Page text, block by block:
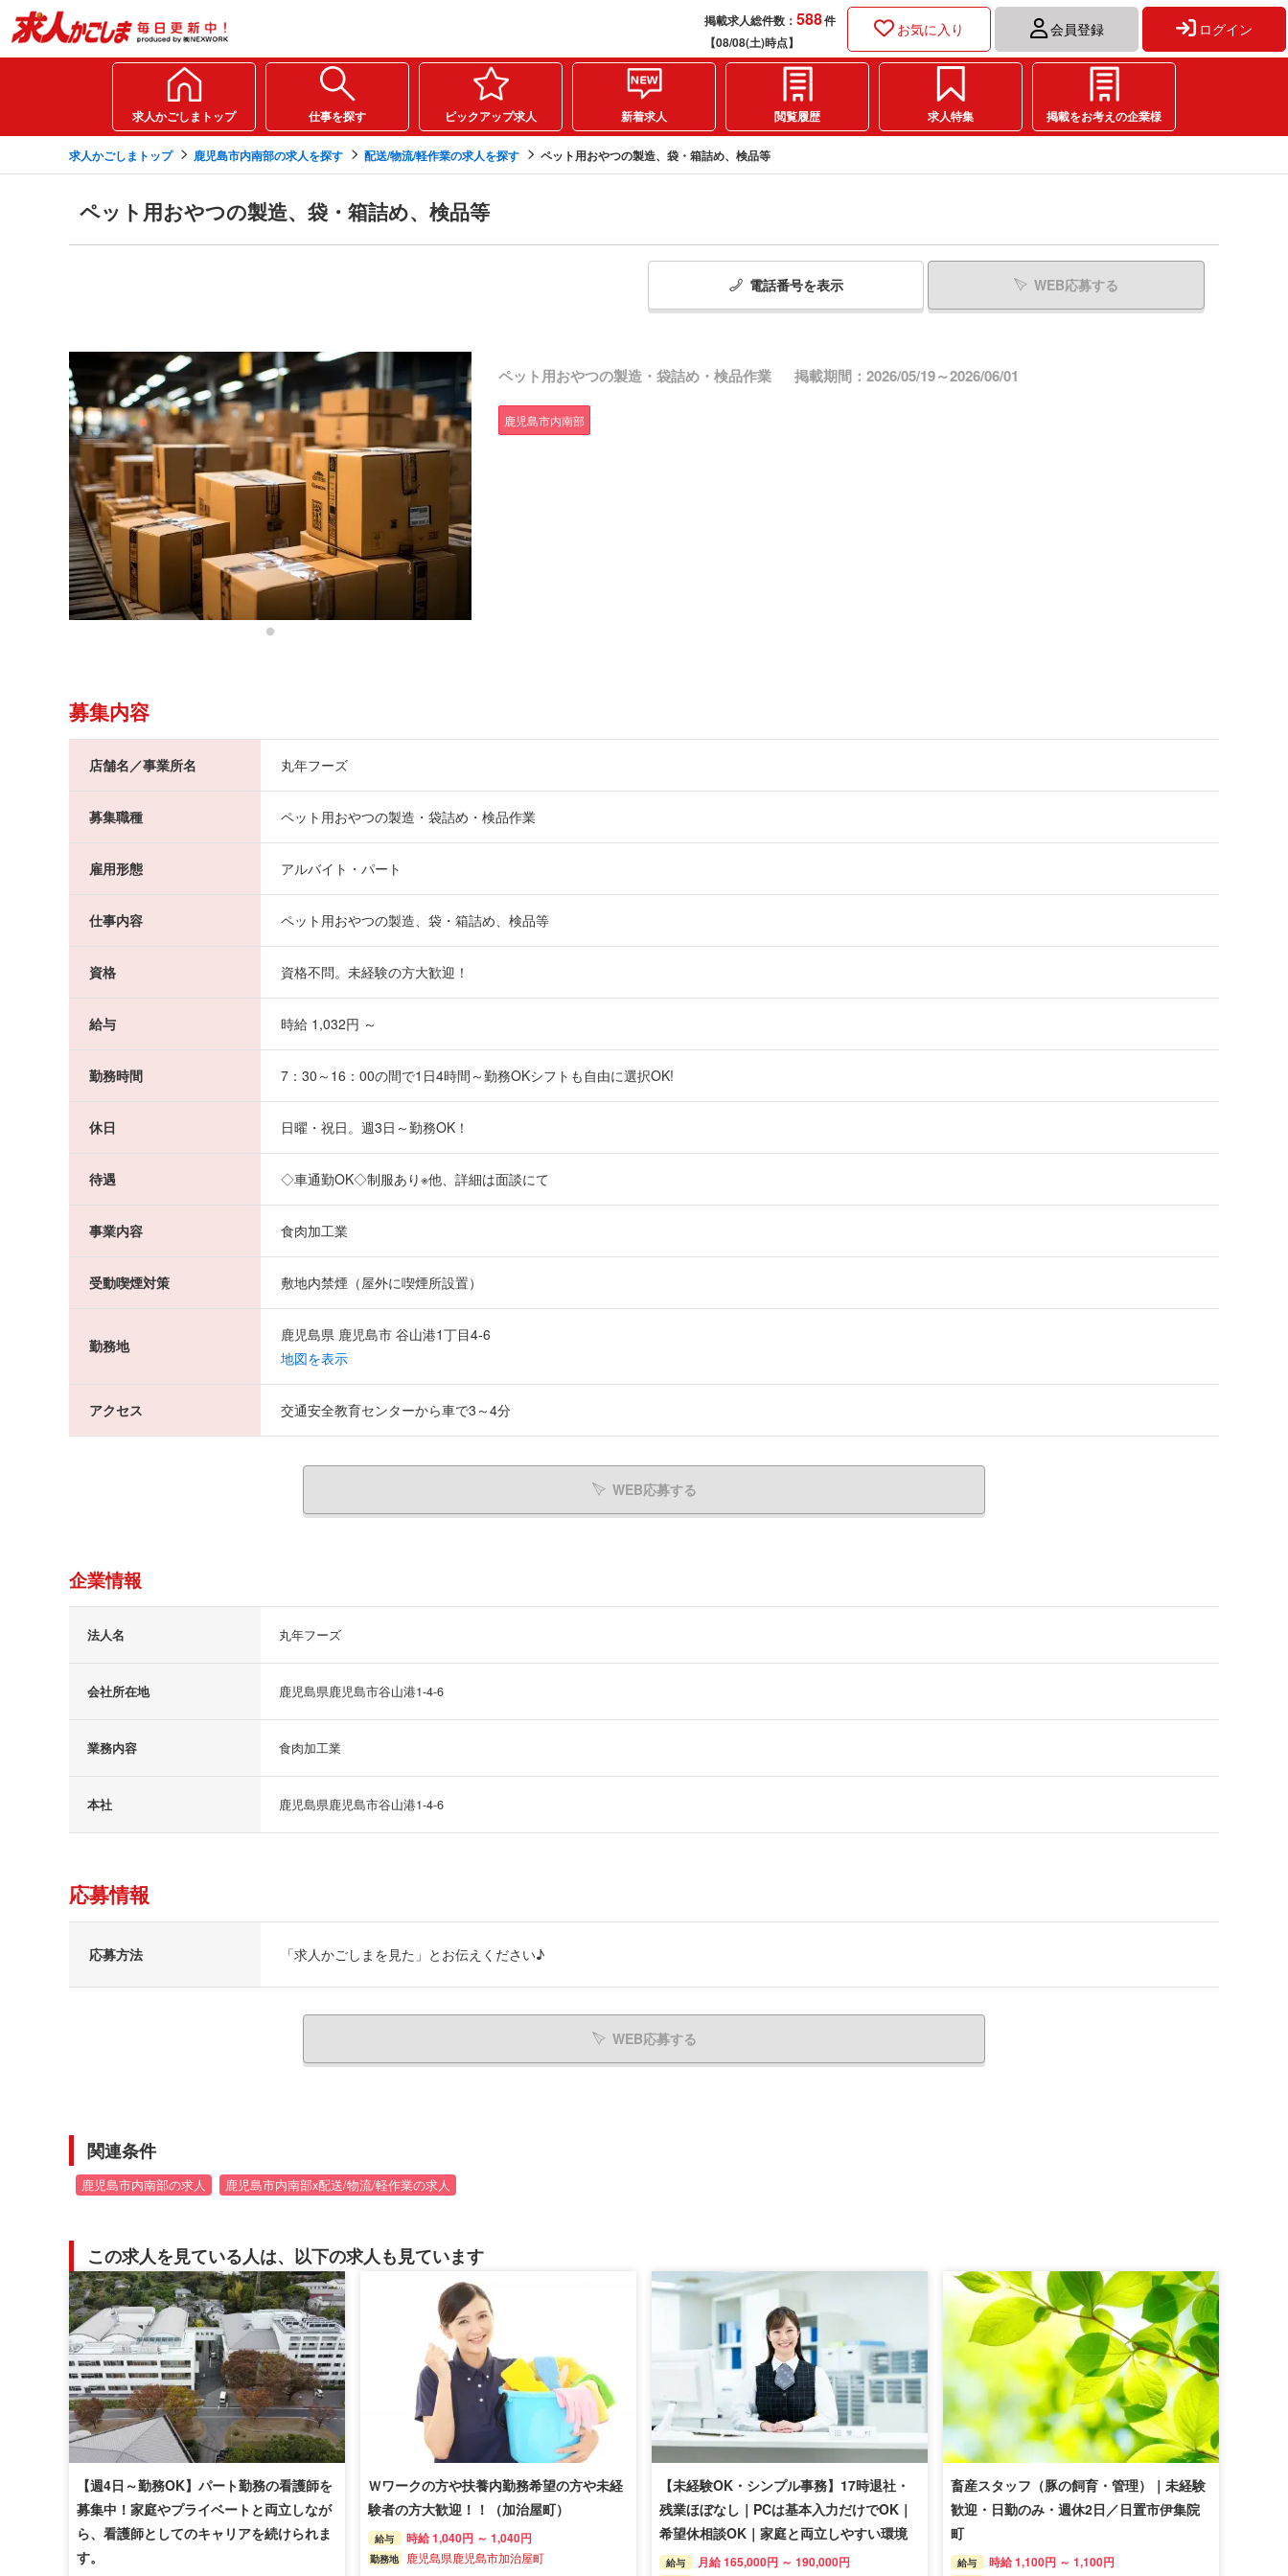
掲載求人総件数： 588件
【08/08(土)時点】
お気に入り 会員登録 ログイン
求人かごしまトップ 仕事を探す ピックアップ求人 新着求人 閲覧履歴 求人特集 掲載をお考えの企業様
求人かごしまトップ 鹿児島市内南部の求人を探す 配送/物流/軽作業の求人を探す ペット用おやつの製造、袋・箱詰め、検品等
ペット用おやつの製造、袋・箱詰め、検品等
電話番号を表示 WEB応募する
ペット用おやつの製造・袋詰め・検品作業 掲載期間：2026/05/19～2026/06/01
鹿児島市内南部
募集内容
店舗名／事業所名 丸年フーズ
募集職種 ペット用おやつの製造・袋詰め・検品作業
雇用形態 アルバイト・パート
仕事内容 ペット用おやつの製造、袋・箱詰め、検品等
資格 資格不問。未経験の方大歓迎！
給与 時給 1,032円 ～
勤務時間 7：30～16：00の間で1日4時間～勤務OKシフトも自由に選択OK!
休日 日曜・祝日。週3日～勤務OK！
待遇 ◇車通勤OK◇制服あり※他、詳細は面談にて
事業内容 食肉加工業
受動喫煙対策 敷地内禁煙（屋外に喫煙所設置）
勤務地
鹿児島県 鹿児島市 谷山港1丁目4-6
地図を表示
アクセス 交通安全教育センターから車で3～4分
WEB応募する
企業情報
法人名 丸年フーズ
会社所在地 鹿児島県鹿児島市谷山港1-4-6
業務内容 食肉加工業
本社 鹿児島県鹿児島市谷山港1-4-6
応募情報
応募方法 「求人かごしまを見た」とお伝えください♪
WEB応募する
関連条件
鹿児島市内南部の求人 鹿児島市内南部x配送/物流/軽作業の求人
この求人を見ている人は、以下の求人も見ています
【週4日～勤務OK】パート勤務の看護師を
募集中！家庭やプライベートと両立しなが
ら、看護師としてのキャリアを続けられま
す。
Ｗワークの方や扶養内勤務希望の方や未経
験者の方大歓迎！！（加治屋町）
給与 時給 1,040円 ～ 1,040円
勤務地 鹿児島県鹿児島市加治屋町
【未経験OK・シンプル事務】17時退社・
残業ほぼなし｜PCは基本入力だけでOK｜
希望休相談OK｜家庭と両立しやすい環境
給与 月給 165,000円 ～ 190,000円
畜産スタッフ（豚の飼育・管理）｜未経験
歓迎・日勤のみ・週休2日／日置市伊集院
町
給与 時給 1,100円 ～ 1,100円